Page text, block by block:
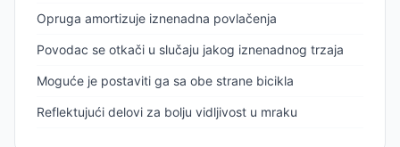
Opruga amortizuje iznenadna povlačenja
Povodac se otkači u slučaju jakog iznenadnog trzaja
Moguće je postaviti ga sa obe strane bicikla
Reflektujući delovi za bolju vidljivost u mraku